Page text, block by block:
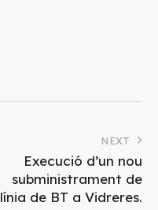
NEXT
Execució d’un nou
subministrament de
línia de BT a Vidreres.